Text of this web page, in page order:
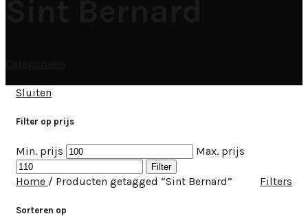
Sluiten
Filter op prijs
Min. prijs Max. prijs
Filter
Home / Producten getagged “Sint Bernard” Filters
Sorteren op